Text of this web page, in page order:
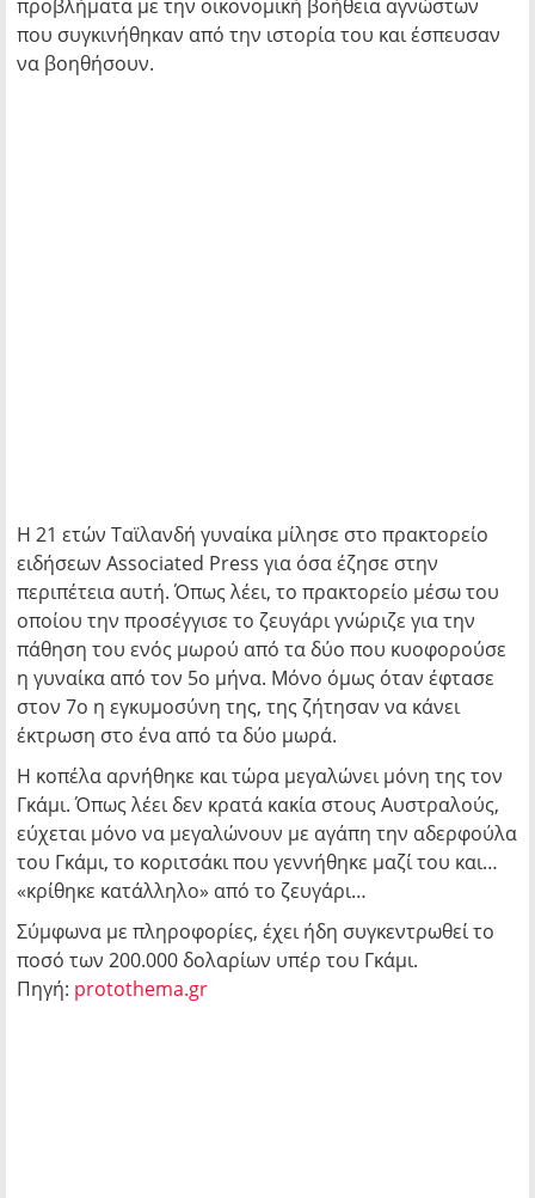
προβλήματα με την οικονομική βοήθεια αγνώστων
που συγκινήθηκαν από την ιστορία του και έσπευσαν
να βοηθήσουν.
Η 21 ετών Ταϊλανδή γυναίκα μίλησε στο πρακτορείο
ειδήσεων Associated Press για όσα έζησε στην
περιπέτεια αυτή. Όπως λέει, το πρακτορείο μέσω του
οποίου την προσέγγισε το ζευγάρι γνώριζε για την
πάθηση του ενός μωρού από τα δύο που κυοφορούσε
η γυναίκα από τον 5ο μήνα. Μόνο όμως όταν έφτασε
στον 7ο η εγκυμοσύνη της, της ζήτησαν να κάνει
έκτρωση στο ένα από τα δύο μωρά.
Η κοπέλα αρνήθηκε και τώρα μεγαλώνει μόνη της τον
Γκάμι. Όπως λέει δεν κρατά κακία στους Αυστραλούς,
εύχεται μόνο να μεγαλώνουν με αγάπη την αδερφούλα
του Γκάμι, το κοριτσάκι που γεννήθηκε μαζί του και…
«κρίθηκε κατάλληλο» από το ζευγάρι…
Σύμφωνα με πληροφορίες, έχει ήδη συγκεντρωθεί το
ποσό των 200.000 δολαρίων υπέρ του Γκάμι.
Πηγή: protothema.gr